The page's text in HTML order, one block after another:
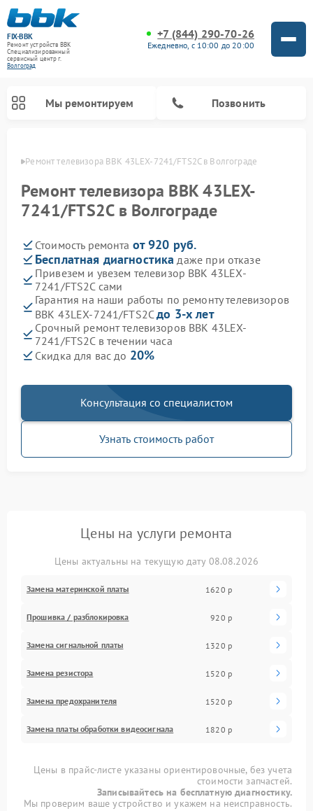
FIX-BBK
Ремонт устройств BBK
Специализированный
cервисный центр г.
Волгоград
+7 (844) 290-70-26
Ежедневно, с 10:00 до 20:00
Мы ремонтируем Позвонить
Ремонт телевизора BBK 43LEX-7241/FTS2C в Волгограде
Ремонт телевизора BBK 43LEX-
7241/FTS2C в Волгограде
Стоимость ремонта от 920 руб.
Бесплатная диагностика даже при отказе
Привезем и увезем телевизор BBK 43LEX-
7241/FTS2C сами
Гарантия на наши работы по ремонту телевизоров
BBK 43LEX-7241/FTS2Cдо 3-х лет
Срочный ремонт телевизоров BBK 43LEX-
7241/FTS2C в течении часа
Скидка для вас до 20%
Консультация со специалистом
Узнать стоимость работ
Цены на услуги ремонта
Цены актуальны на текущую дату 08.08.2026
Замена материнской платы 1620 р
Прошивка / разблокировка 920 р
Замена сигнальной платы 1320 р
Замена резистора 1520 р
Замена предохранителя 1520 р
Замена платы обработки видеосигнала 1820 р
Цены в прайс-листе указаны ориентировочные, без учета
стоимости запчастей.
Записывайтесь на бесплатную диагностику.
Мы проверим ваше устройство и укажем на неисправность.